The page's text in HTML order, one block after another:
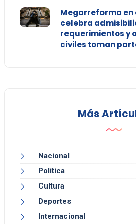
Megarreforma en
celebra
requerimientos y
civiles toman
Más
Nacional
Política
Cultura
Deportes
Internacional